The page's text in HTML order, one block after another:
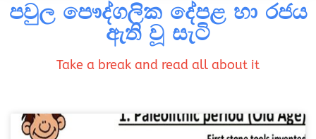
පවුල පෞද්ගලික දේපළ හා රජය
ඇති වූ සැටි
Take a break and read all about it